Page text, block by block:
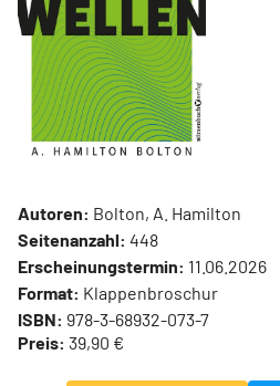
Autoren: Bolton, A. Hamilton
Seitenanzahl: 448
Erscheinungstermin: 11.06.2026
Format: Klappenbroschur
ISBN: 978-3-68932-073-7
Preis: 39,90 €